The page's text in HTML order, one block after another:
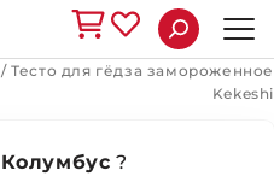
Колумбус ?
/Тесто для гёдза замороженное
Kekeshi